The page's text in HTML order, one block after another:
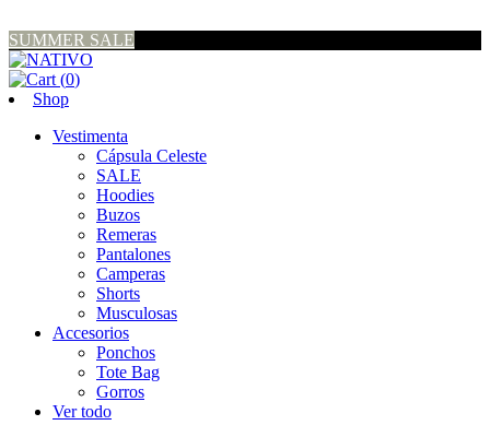
SUMMER SALE
(0)
Shop
Vestimenta
Cápsula Celeste
SALE
Hoodies
Buzos
Remeras
Pantalones
Camperas
Shorts
Musculosas
Accesorios
Ponchos
Tote Bag
Gorros
Ver todo